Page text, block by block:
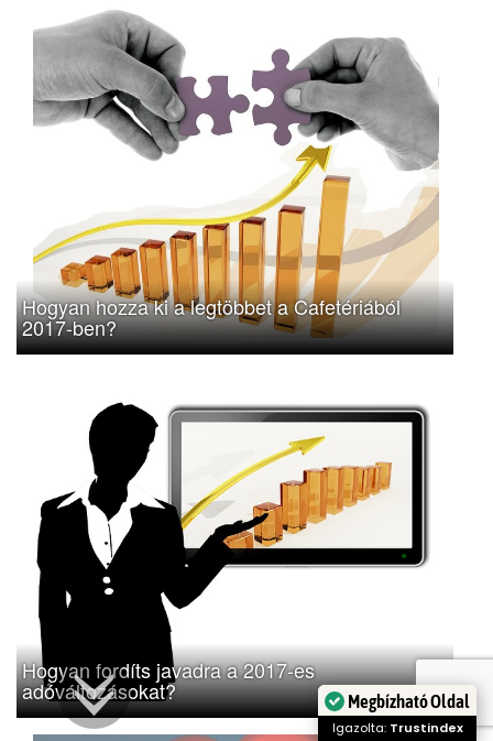
Hogyan hozza ki a legtöbbet a Cafetériából
2017-ben?
Hogyan fordíts javadra a 2017-es
adóváltozásokat? Megbízható Oldal
Igazolta: Trustindex